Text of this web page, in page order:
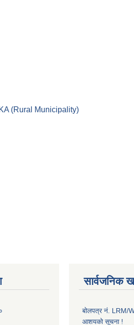
(Rural Municipality)
सार्वजनिक
बोलपत्र नं. LRM/
आशयको सूचना !